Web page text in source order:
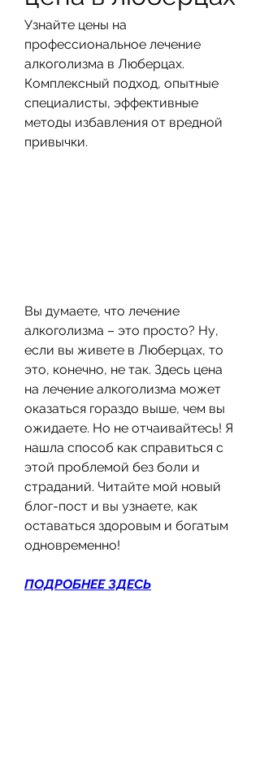
Узнайте цены на
профессиональное лечение
алкоголизма в Люберцах.
Комплексный подход, опытные
специалисты, эффективные
методы избавления от вредной
привычки.
Вы думаете, что лечение
алкоголизма – это просто? Ну,
если вы живете в Люберцах, то
это, конечно, не так. Здесь цена
на лечение алкоголизма может
оказаться гораздо выше, чем вы
ожидаете. Но не отчаивайтесь! Я
нашла способ как справиться с
этой проблемой без боли и
страданий. Читайте мой новый
блог-пост и вы узнаете, как
оставаться здоровым и богатым
одновременно!
ПОДРОБНЕЕ ЗДЕСЬ